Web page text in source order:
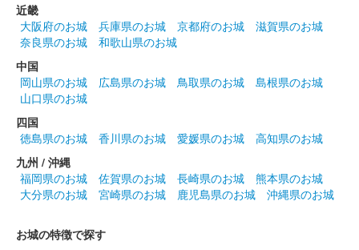
八幡山城 記念御朱印 令和5年度版 水仙
令和5年度花シリーズ。
八幡山城 記念御朱印
令和5年度花シリーズ。石楠花（しゃくなげ）がデザインされて
いる。
八幡山城 記念御朱印
近畿
大阪府のお城
兵庫県のお城 京都府のお城
滋賀県のお城
奈良県のお城
和歌山県のお城
中国
岡山県のお城
広島県のお城 鳥取県のお城
島根県のお城
山口県のお城
四国
徳島県のお城
香川県のお城 愛媛県のお城
高知県のお城
九州 / 沖縄
福岡県のお城
佐賀県のお城 長崎県のお城
熊本県のお城
大分県のお城
宮崎県のお城 鹿児島県のお城 沖縄県のお城
お城の特徴で探す